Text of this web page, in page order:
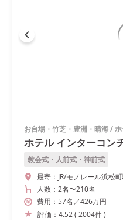
お台場・竹芝・豊洲・晴海/
ホテル インターコン
教会式・人前式・神前式
最寄： JR/モノレール浜松
人数： 2名〜210名
費用： 57名 ／426万円
評価： 4.52( 2004件)